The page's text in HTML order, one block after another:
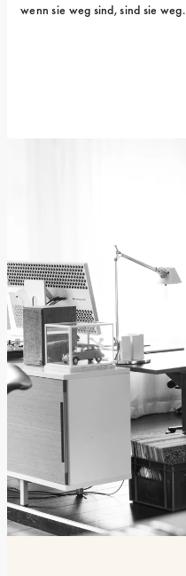
wenn sie weg sind, sind sie weg.